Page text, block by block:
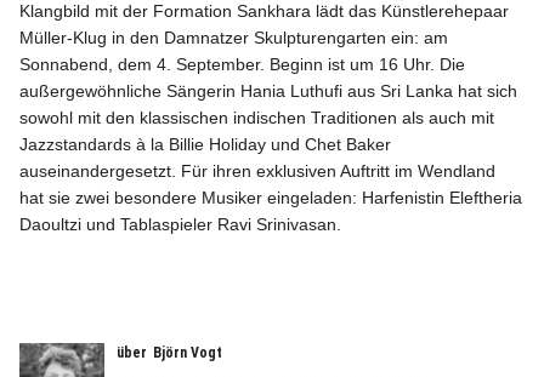
Anzeigenpreise
Meine Region Online
Elbeflirt
Unser Team
Klangbild mit der Formation Sankhara lädt das Künstlerehepaar
Müller-Klug in den Damnatzer Skulpturengarten ein: am
Sonnabend, dem 4. September. Beginn ist um 16 Uhr. Die
außergewöhnliche Sängerin Hania Luthufi aus Sri Lanka hat sich
sowohl mit den klassischen indischen Traditionen als auch mit
Jazzstandards à la Billie Holiday und Chet ­Baker
auseinandergesetzt. Für ihren exklusiven Auftritt im Wendland
hat sie zwei besondere Musiker eingeladen: Harfenistin Eleftheria
Daoultzi und Tablaspieler Ravi Srinivasan.
über Björn Vogt